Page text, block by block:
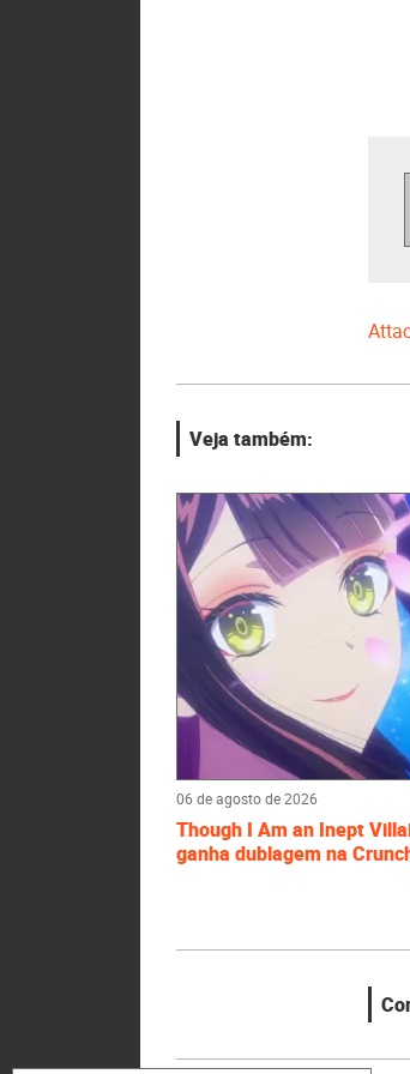
Veja também:
06 de agosto de 2026
Though I Am an Inept
ganha dublagem na